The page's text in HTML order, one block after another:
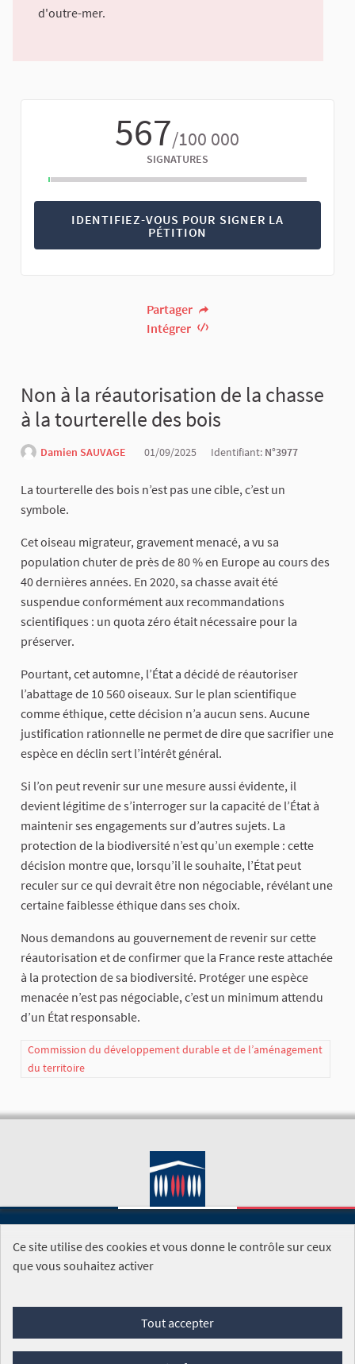
d'outre-mer.
567/100 000
SIGNATURES
IDENTIFIEZ-VOUS POUR SIGNER LA
PÉTITION
Partager
Intégrer
Non à la réautorisation de la chasse
à la tourterelle des bois
Damien SAUVAGE 01/09/2025 Identifiant: N°3977
La tourterelle des bois n’est pas une cible, c’est un
symbole.
Cet oiseau migrateur, gravement menacé, a vu sa
population chuter de près de 80 % en Europe au cours des
40 dernières années. En 2020, sa chasse avait été
suspendue conformément aux recommandations
scientifiques : un quota zéro était nécessaire pour la
préserver.
Pourtant, cet automne, l’État a décidé de réautoriser
l’abattage de 10 560 oiseaux. Sur le plan scientifique
comme éthique, cette décision n’a aucun sens. Aucune
justification rationnelle ne permet de dire que sacrifier une
espèce en déclin sert l’intérêt général.
Si l’on peut revenir sur une mesure aussi évidente, il
devient légitime de s’interroger sur la capacité de l’État à
maintenir ses engagements sur d’autres sujets. La
protection de la biodiversité n’est qu’un exemple : cette
décision montre que, lorsqu’il le souhaite, l’État peut
reculer sur ce qui devrait être non négociable, révélant une
certaine faiblesse éthique dans ses choix.
Nous demandons au gouvernement de revenir sur cette
réautorisation et de confirmer que la France reste attachée
à la protection de sa biodiversité. Protéger une espèce
menacée n’est pas négociable, c’est un minimum attendu
d’un État responsable.
Commission du développement durable et de l’aménagement
du territoire
SITE DE L'ASSEMBLÉE NATIONALE
Foire aux questions
Conditions générales d'utilisation (CGU)
Mentions légales
Cookies
Ce site utilise des cookies et vous donne le contrôle sur ceux
que vous souhaitez activer
Tout accepter